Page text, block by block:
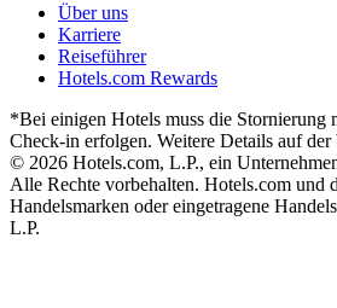
Über uns
Karriere
Reiseführer
Hotels.com Rewards
*Bei einigen Hotels muss die Stornierung
Check-in erfolgen. Weitere Details auf der
© 2026 Hotels.com, L.P., ein
Alle Rechte vorbehalten. Hotels.com und
Handelsmarken oder eingetragene
L.P.